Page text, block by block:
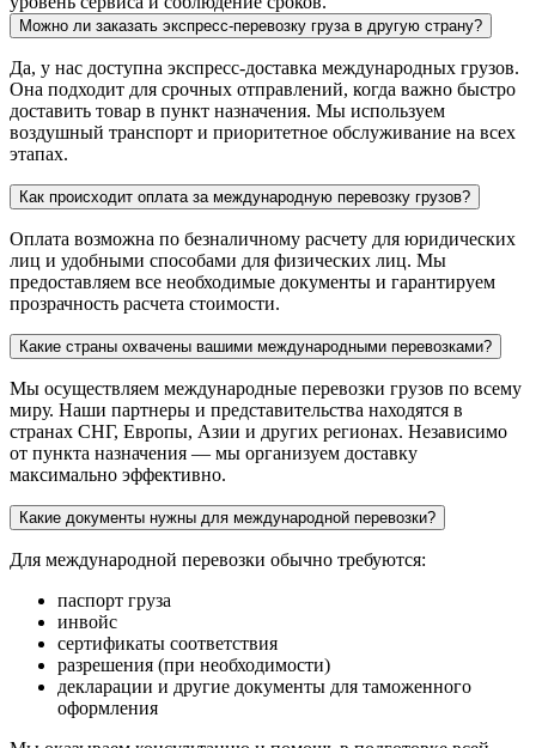
Можно ли заказать экспресс-перевозку груза в другую страну?
Да, у нас доступна экспресс-доставка международных грузов.
Она подходит для срочных отправлений, когда важно быстро
доставить товар в пункт назначения. Мы используем
воздушный транспорт и приоритетное обслуживание на всех
этапах.
Как происходит оплата за международную перевозку грузов?
Оплата возможна по безналичному расчету для юридических
лиц и удобными способами для физических лиц. Мы
предоставляем все необходимые документы и гарантируем
прозрачность расчета стоимости.
Какие страны охвачены вашими международными перевозками?
Мы осуществляем международные перевозки грузов по всему
миру. Наши партнеры и представительства находятся в
странах СНГ, Европы, Азии и других регионах. Независимо
от пункта назначения — мы организуем доставку
максимально эффективно.
Какие документы нужны для международной перевозки?
Для международной перевозки обычно требуются:
паспорт груза
инвойс
сертификаты соответствия
разрешения (при необходимости)
декларации и другие документы для таможенного
оформления